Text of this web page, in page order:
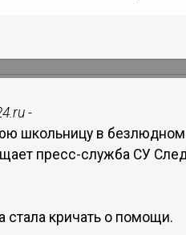
-
школьницу в безлюдном
пресс-служба СУ
стала кричать о помощи.